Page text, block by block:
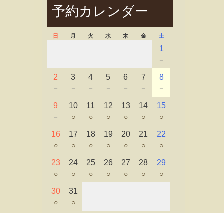
予約カレンダー
日 月 火 水 木 金 土
1
－
2
－
3
－
4
－
5
－
6
－
7
－
8
－
9
－
10
○
11
○
12
○
13
○
14
○
15
○
16
○
17
○
18
○
19
○
20
○
21
○
22
○
23
○
24
○
25
○
26
○
27
○
28
○
29
○
30
○
31
○